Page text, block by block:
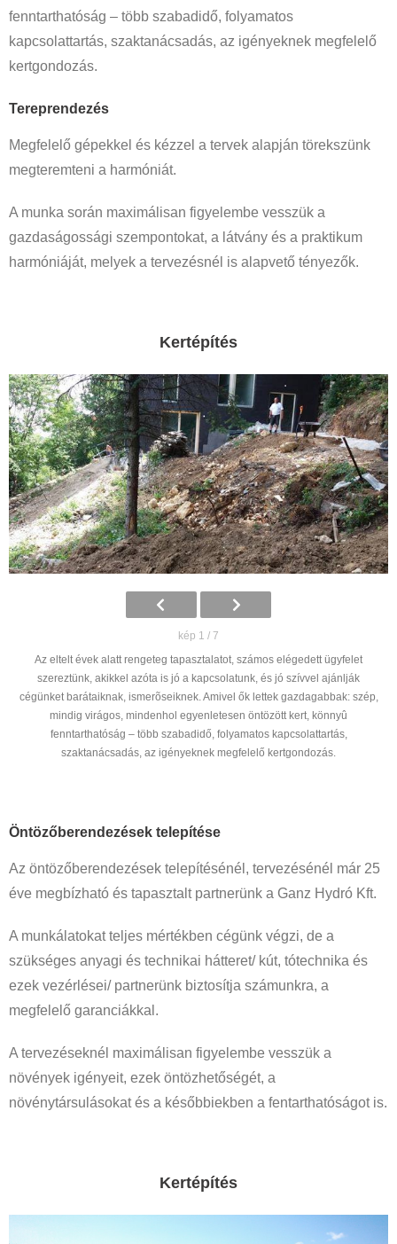
fenntarthatóság – több szabadidő, folyamatos
kapcsolattartás, szaktanácsadás, az igényeknek megfelelő
kertgondozás.
Tereprendezés
Megfelelő gépekkel és kézzel a tervek alapján törekszünk
megteremteni a harmóniát.
A munka során maximálisan figyelembe vesszük a
gazdaságossági szempontokat, a látvány és a praktikum
harmóniáját, melyek a tervezésnél is alapvető tényezők.
Kertépítés
kép 1 / 7
Az eltelt évek alatt rengeteg tapasztalatot, számos elégedett ügyfelet
szereztünk, akikkel azóta is jó a kapcsolatunk, és jó szívvel ajánlják
cégünket barátaiknak, ismerõseiknek. Amivel ők lettek gazdagabbak: szép,
mindig virágos, mindenhol egyenletesen öntözött kert, könnyû
fenntarthatóság – több szabadidő, folyamatos kapcsolattartás,
szaktanácsadás, az igényeknek megfelelő kertgondozás.
Öntözőberendezések telepítése
Az öntözőberendezések telepítésénél, tervezésénél már 25
éve megbízható és tapasztalt partnerünk a Ganz Hydró Kft.
A munkálatokat teljes mértékben cégünk végzi, de a
szükséges anyagi és technikai hátteret/ kút, tótechnika és
ezek vezérlései/ partnerünk biztosítja számunkra, a
megfelelő garanciákkal.
A tervezéseknél maximálisan figyelembe vesszük a
növények igényeit, ezek öntözhetőségét, a
növénytársulásokat és a későbbiekben a fentarthatóságot is.
Kertépítés